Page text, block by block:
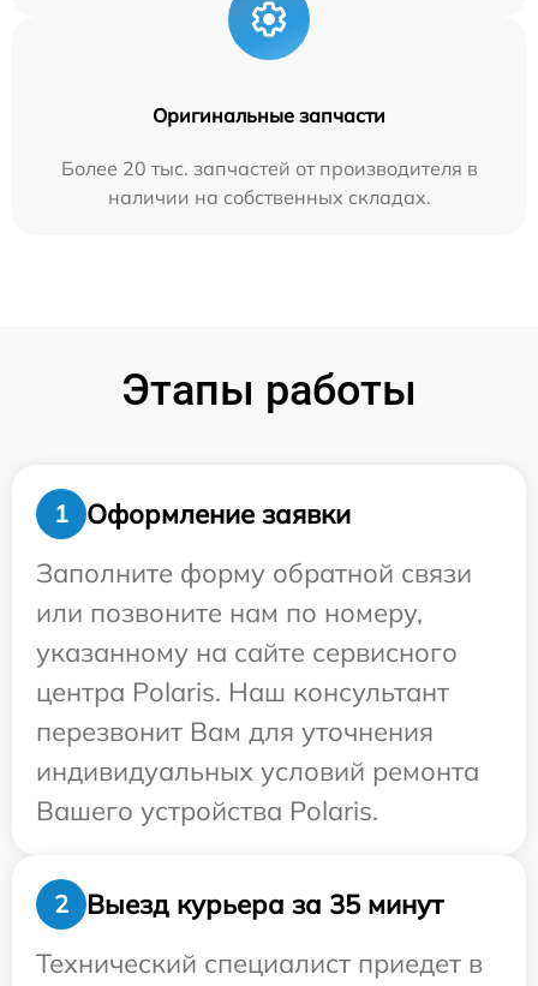
Оригинальные запчасти
Более 20 тыс. запчастей от производителя в
наличии на собственных складах.
Этапы работы
1
Оформление заявки
Заполните форму обратной связи
или позвоните нам по номеру,
указанному на сайте сервисного
центра Polaris. Наш консультант
перезвонит Вам для уточнения
индивидуальных условий ремонта
Вашего устройства Polaris.
2
Выезд курьера за 35 минут
Технический специалист приедет в